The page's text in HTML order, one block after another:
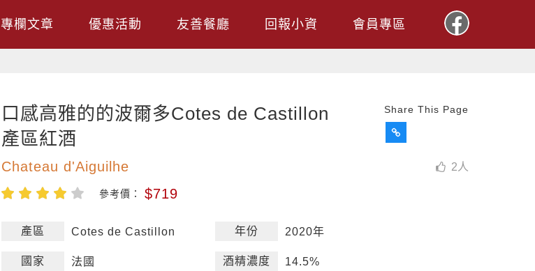
專欄文章 優惠活動 友善餐廳 回報小資 會員專區
Share This Page
2 人
口感高雅的的波爾多Cotes de Castillon
產區紅酒
Chateau d'Aiguilhe
參考價： $719
產區 Cotes de Castillon
國家 法國
年份 2020年
酒精濃度 14.5%